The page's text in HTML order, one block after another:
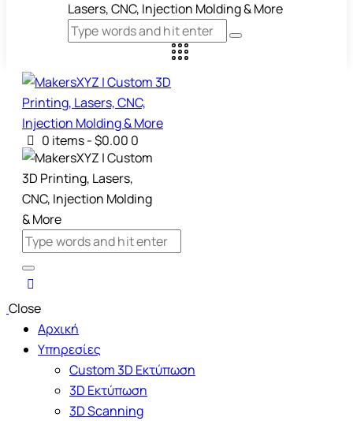
0 items-$0.00 0
Close
Αρχική
Υπηρεσίες
Custom 3D Εκτύπωση
3D Εκτύπωση
3D Scanning